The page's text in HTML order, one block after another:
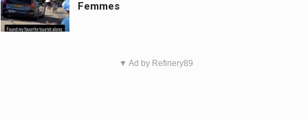
Femmes
▼ Ad by Refinery89